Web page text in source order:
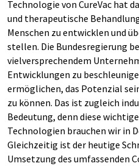
Technologie von CureVac hat
und therapeutische
Menschen zu entwicklen und
stellen. Die Bundesregierung
vielversprechendem
Entwicklungen zu
ermöglichen, das Potenzial
zu können. Das ist zugleich
Bedeutung, denn diese
Technologien brauchen wir in
Gleichzeitig ist der heutige
Umsetzung des umfassenden